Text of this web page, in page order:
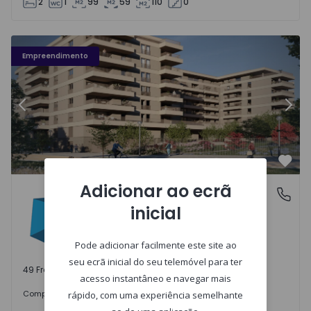
Empreendimento
Fachada PLENO JARDIM - 3
Anterior
Águas Santas, PortoPLENO JARDIM
Águas Santas, Porto
49 Frações disponíveis
Comprar desde 242.000 €
Adicionar ao ecrã
inicial
Pode adicionar facilmente este site ao
seu ecrã inicial do seu telemóvel para ter
acesso instantâneo e navegar mais
rápido, com uma experiência semelhante